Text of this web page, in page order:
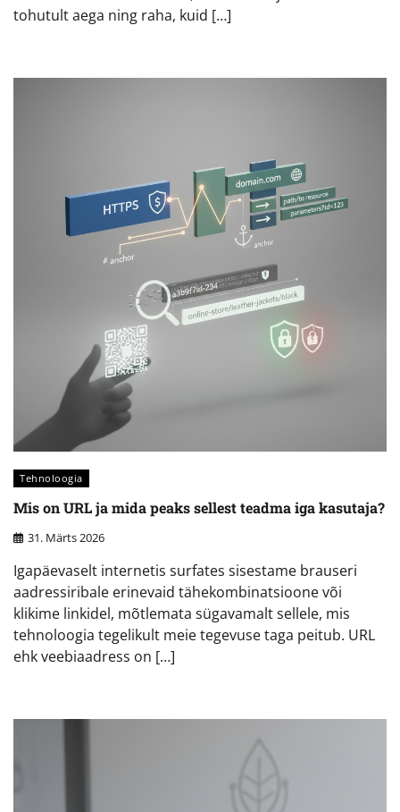
tohutult aega ning raha, kuid […]
Tehnoloogia
Mis on URL ja mida peaks sellest teadma iga kasutaja?
31. Märts 2026
Igapäevaselt internetis surfates sisestame brauseri
aadressiribale erinevaid tähekombinatsioone või
klikime linkidel, mõtlemata sügavamalt sellele, mis
tehnoloogia tegelikult meie tegevuse taga peitub. URL
ehk veebiaadress on […]